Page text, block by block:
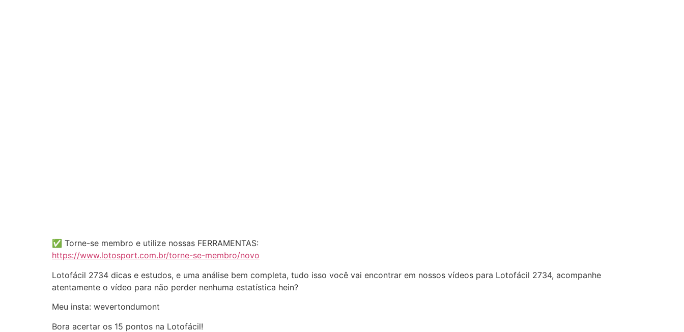
✅ Torne-se membro e utilize nossas FERRAMENTAS:
https://www.lotosport.com.br/torne-se-membro/novo
Lotofácil 2734 dicas e estudos, e uma análise bem completa, tudo isso você vai encontrar em nossos vídeos para Lotofácil 2734, acompanhe
atentamente o vídeo para não perder nenhuma estatística hein?
Meu insta: wevertondumont
Bora acertar os 15 pontos na Lotofácil!